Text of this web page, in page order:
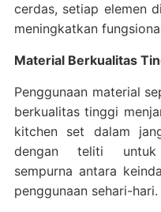
cerdas, setiap elemen
meningkatkan
Material Berkualitas
Penggunaan material
berkualitas tinggi
kitchen set dalam
dengan teliti untuk
sempurna antara
penggunaan sehari-hari.